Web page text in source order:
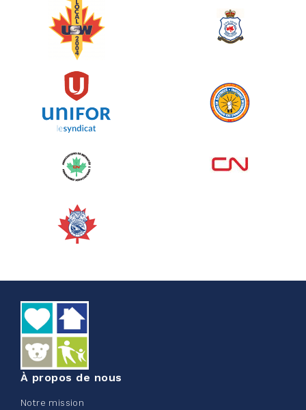
Événement spinning
juin 10, 2026
amassé
Corporate Challenge Edmonton
juin 09, 2026
5% 50,00 $
À propos de nous
Notre mission